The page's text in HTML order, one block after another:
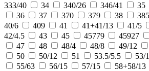
333/40
34 340/26 346/41 35
36
37 370 379 38 385
40/6
409 41 41+41/13 41/5
42/4.5
43 45 45779 45927
47
48 48/4 48/8 49/12
50
50/12 51 53.5/5.5 53/
55/63
56/15 57/15 58+58/13